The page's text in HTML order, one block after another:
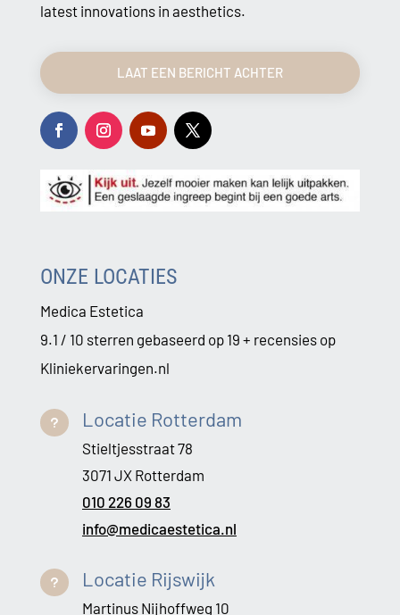
latest innovations in aesthetics.
LAAT EEN BERICHT ACHTER
ONZE LOCATIES
Medica Estetica
9.1 / 10 sterren gebaseerd op 19 + recensies op
Kliniekervaringen.nl
u Locatie Rotterdam
Stieltjesstraat 78
3071 JX Rotterdam
010 226 09 83
info@medicaestetica.nl
u Locatie Rijswijk
Martinus Nijhoffweg 10